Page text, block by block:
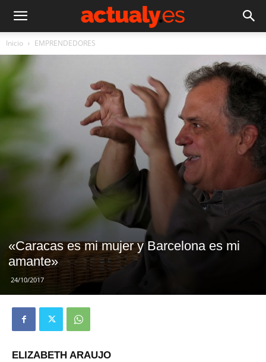
Inicio EMPRENDEDORES
«Caracas es mi mujer y Barcelona es mi
amante»
24/10/2017
ELIZABETH ARAUJO